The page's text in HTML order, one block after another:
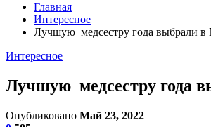
Главная
Интересное
Лучшую медсестру года выбрали в
Интересное
Лучшую медсестру года
Опубликовано Май 23, 2022